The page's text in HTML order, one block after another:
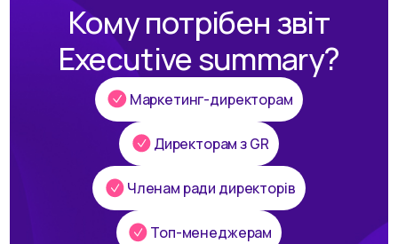
Кому потрібен звіт
Executive summary?
Маркетинг-директорам
Топ-менеджерам
Директорам з GR
Членам ради директорів